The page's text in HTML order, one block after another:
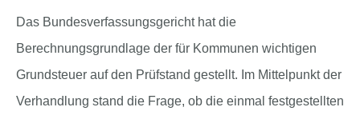
Das Bundesverfassungsgericht hat die
Berechnungsgrundlage der für Kommunen wichtigen
Grundsteuer auf den Prüfstand gestellt. Im Mittelpunkt der
Verhandlung stand die Frage, ob die einmal festgestellten